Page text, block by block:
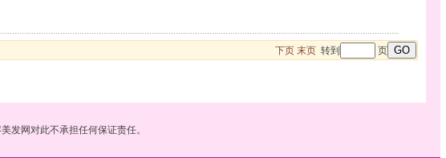
下页 末页 转到 页
发网对此不承担任何保证责任。